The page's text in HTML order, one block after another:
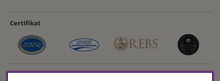
Certifikat